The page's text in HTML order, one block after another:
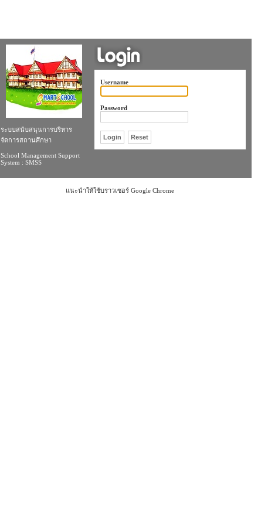
Username
Password
ระบบสนับสนุนการบริหาร
จัดการสถานศึกษา
School Management Support
System : SMSS
แนะนำให้ใช้บราวเซอร์ Google Chrome